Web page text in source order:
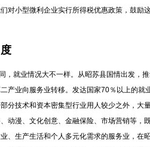
对小型微利企业实行所得税优惠政策，鼓
，就业情况大不一样。从昭苏县国情出发，
产业向服务业转移。发达国家70％以上的
分技术和资本密集型行业用人较少之外，
动漫、文化创意、金融保险、市场营销等
、生产生活和个人多元化需求的服务业，